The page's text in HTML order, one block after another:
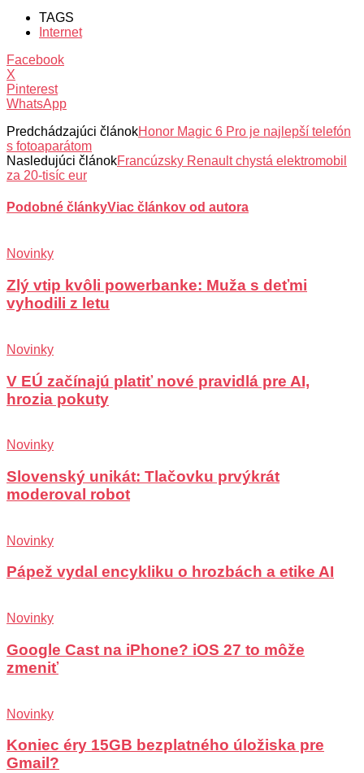
TAGS
Internet
Facebook
X
Pinterest
WhatsApp
Predchádzajúci článokHonor Magic 6 Pro je najlepší telefón
s fotoaparátom
Nasledujúci článokFrancúzsky Renault chystá elektromobil
za 20-tisíc eur
Podobné článkyViac článkov od autora
Novinky
Zlý vtip kvôli powerbanke: Muža s deťmi
vyhodili z letu
Novinky
V EÚ začínajú platiť nové pravidlá pre AI,
hrozia pokuty
Novinky
Slovenský unikát: Tlačovku prvýkrát
moderoval robot
Novinky
Pápež vydal encykliku o hrozbách a etike AI
Novinky
Google Cast na iPhone? iOS 27 to môže
zmeniť
Novinky
Koniec éry 15GB bezplatného úložiska pre
Gmail?